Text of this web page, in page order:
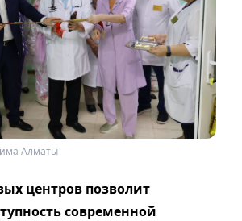
Алматы
центров позволит
современной